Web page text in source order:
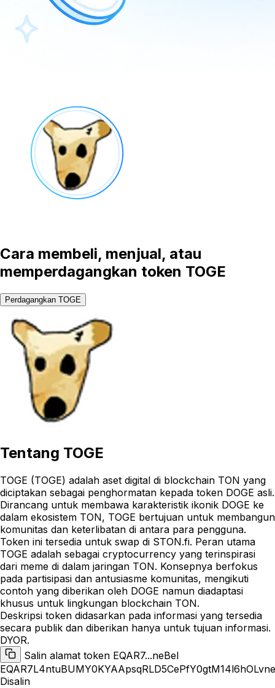
Cara membeli, menjual, atau
memperdagangkan token TOGE
Perdagangkan TOGE
Tentang TOGE
TOGE (TOGE) adalah aset digital di blockchain TON yang
diciptakan sebagai penghormatan kepada token DOGE asli.
Dirancang untuk membawa karakteristik ikonik DOGE ke
dalam ekosistem TON, TOGE bertujuan untuk membangun
komunitas dan keterlibatan di antara para pengguna.
Token ini tersedia untuk swap di STON.fi. Peran utama
TOGE adalah sebagai cryptocurrency yang terinspirasi
dari meme di dalam jaringan TON. Konsepnya berfokus
pada partisipasi dan antusiasme komunitas, mengikuti
contoh yang diberikan oleh DOGE namun diadaptasi
khusus untuk lingkungan blockchain TON.
Deskripsi token didasarkan pada informasi yang tersedia
secara publik dan diberikan hanya untuk tujuan informasi.
DYOR.
Salin alamat token EQAR7...neBel
Disalin